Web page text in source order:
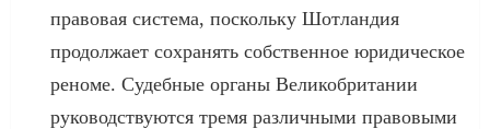
правовая система, поскольку Шотландия
продолжает сохранять собственное юридическое
реноме. Судебные органы Великобритании
руководствуются тремя различными правовыми